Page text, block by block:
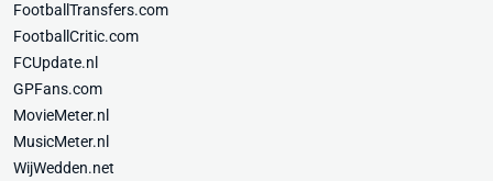
FootballTransfers.com
FootballCritic.com
FCUpdate.nl
GPFans.com
MovieMeter.nl
MusicMeter.nl
WijWedden.net